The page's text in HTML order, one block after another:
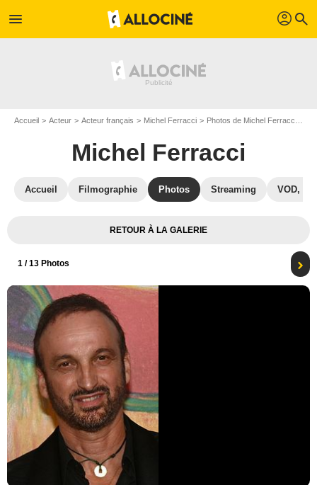
menu profil search
Accueil Acteur Acteur français Michel Ferracci Photos de Michel Ferracci
Michel Ferracci
Accueil Filmographie Photos Streaming VOD,
RETOUR À LA GALERIE
1 / 13 Photos